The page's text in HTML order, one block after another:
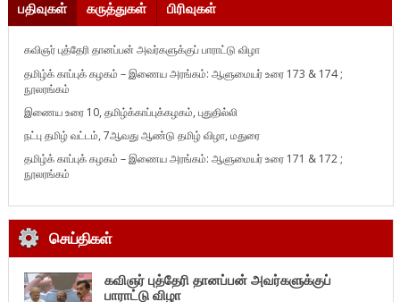
பதிவுகள் கருத்துகள் பிரிவுகள்
கவிஞர் புத்தேரி தானப்பன் அவர்களுக்குப் பாராட்டு விழா
தமிழ்க் காப்புக் கழகம் – இணைய அரங்கம்: ஆளுமையர் உரை 173 & 174 ;
நூலரங்கம்
இணைய உரை 10, தமிழ்க்காப்புக்கழகம், புதுதில்லி
நட்பு தமிழ் வட்டம், 7ஆவது ஆண்டு தமிழ் விழா, மதுரை
தமிழ்க் காப்புக் கழகம் – இணைய அரங்கம்: ஆளுமையர் உரை 171 & 172 ;
நூலரங்கம்
செய்திகள்
கவிஞர் புத்தேரி தானப்பன் அவர்களுக்குப்
பாராட்டு விழா